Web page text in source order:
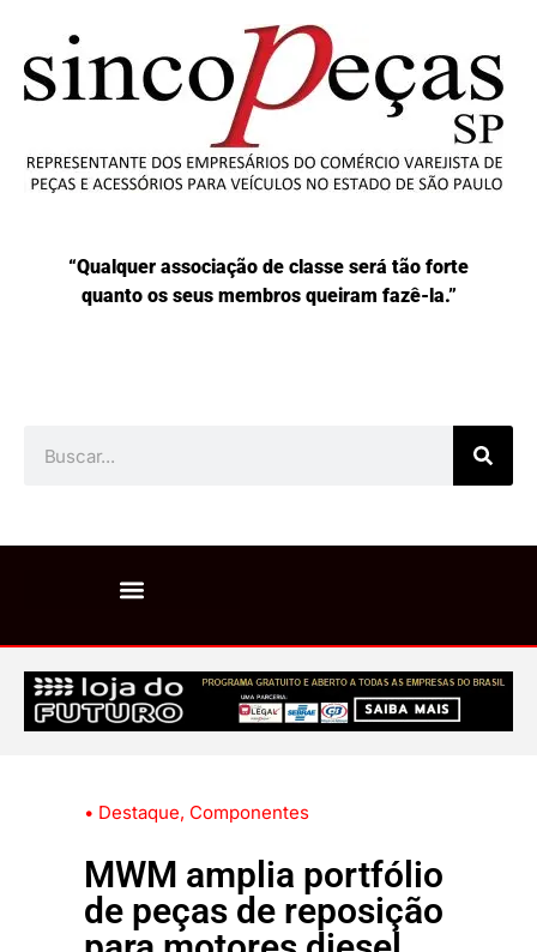
“Qualquer associação de classe será tão forte
quanto os seus membros queiram fazê-la.”
• Destaque, Componentes
MWM amplia portfólio
de peças de reposição